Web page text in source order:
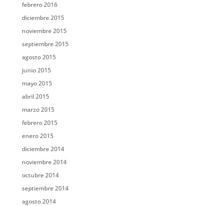
febrero 2016
diciembre 2015
noviembre 2015
septiembre 2015
agosto 2015
junio 2015
mayo 2015
abril 2015
marzo 2015
febrero 2015
enero 2015
diciembre 2014
noviembre 2014
octubre 2014
septiembre 2014
agosto 2014